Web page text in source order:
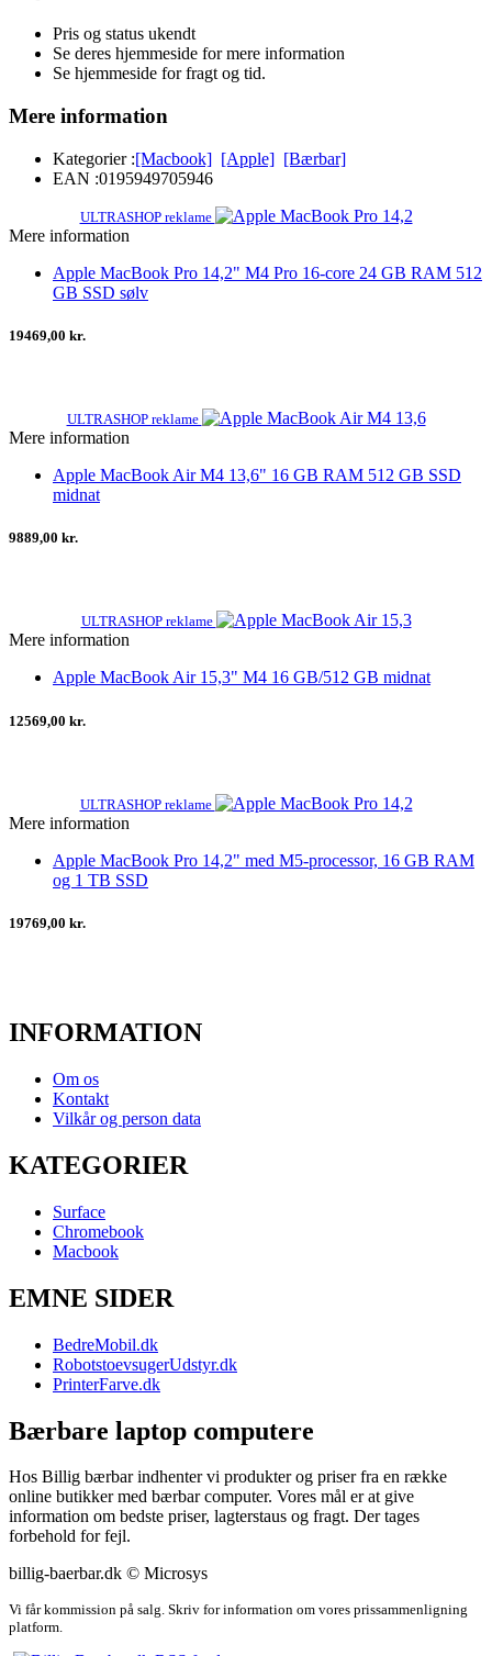
Pris og status ukendt
Se deres hjemmeside for mere information
Se hjemmeside for fragt og tid.
Mere information
Kategorier :[Macbook] [Apple] [Bærbar]
EAN :0195949705946
ULTRASHOP reklame
Mere information
Apple MacBook Pro 14,2" M4 Pro 16-core 24 GB RAM 512
GB SSD sølv
19469,00 kr.
ULTRASHOP reklame
Mere information
Apple MacBook Air M4 13,6" 16 GB RAM 512 GB SSD
midnat
9889,00 kr.
ULTRASHOP reklame
Mere information
Apple MacBook Air 15,3" M4 16 GB/512 GB midnat
12569,00 kr.
ULTRASHOP reklame
Mere information
Apple MacBook Pro 14,2" med M5-processor, 16 GB RAM
og 1 TB SSD
19769,00 kr.
INFORMATION
Om os
Kontakt
Vilkår og person data
KATEGORIER
Surface
Chromebook
Macbook
EMNE SIDER
BedreMobil.dk
RobotstoevsugerUdstyr.dk
PrinterFarve.dk
Bærbare laptop computere
Hos Billig bærbar indhenter vi produkter og priser fra en række
online butikker med bærbar computer. Vores mål er at give
information om bedste priser, lagterstaus og fragt. Der tages
forbehold for fejl.
billig-baerbar.dk © Microsys
Vi får kommission på salg. Skriv for information om vores prissammenligning
platform.